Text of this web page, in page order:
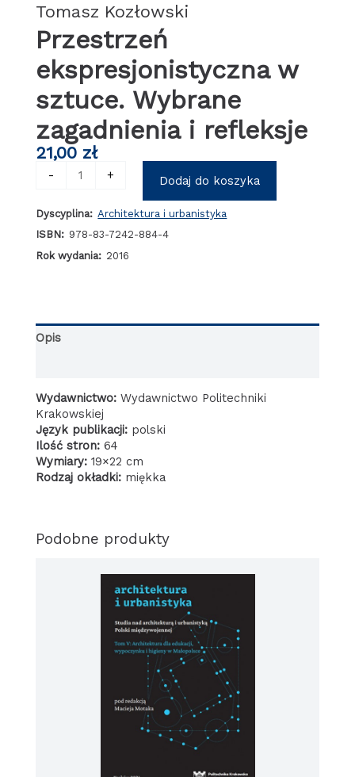
Tomasz Kozłowski
Przestrzeń
ekspresjonistyczna w
sztuce. Wybrane
zagadnienia i refleksje
21,00 zł
-
Przestrzeń
ekspresjonistyczna
w
sztuce.
Wybrane
zagadnienia
+ Dodaj do koszyka
Dyscyplina: Architektura i urbanistyka
ISBN: 978-83-7242-884-4
Rok wydania: 2016
Opis
Wydawnictwo: Wydawnictwo Politechniki
Krakowskiej
Język publikacji: polski
Ilość stron: 64
Wymiary: 19×22 cm
Rodzaj okładki: miękka
Podobne produkty